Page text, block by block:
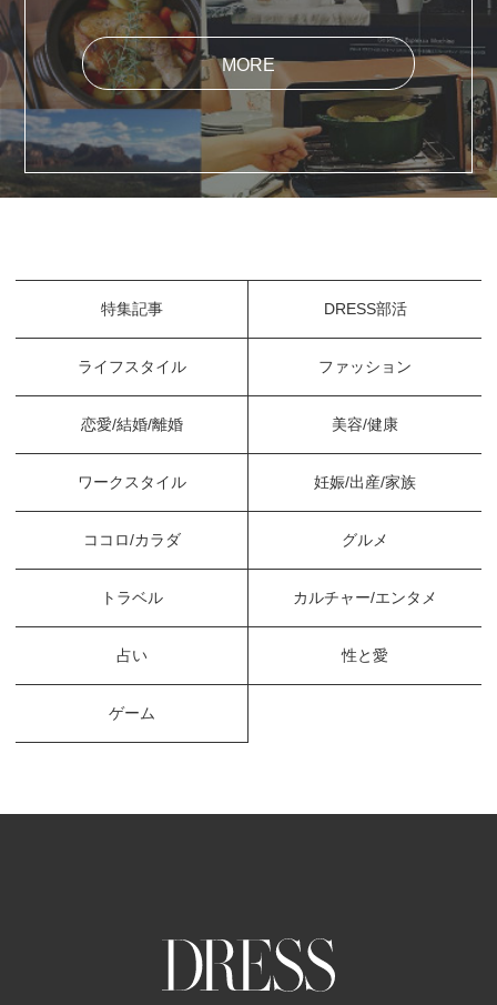
MORE
特集記事 DRESS部活
ライフスタイル ファッション
恋愛/結婚/離婚 美容/健康
ワークスタイル 妊娠/出産/家族
ココロ/カラダ グルメ
トラベル カルチャー/エンタメ
占い 性と愛
ゲーム